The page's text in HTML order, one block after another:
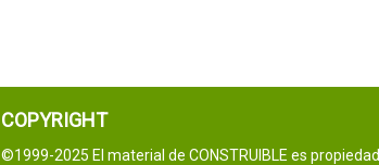
COPYRIGHT
©1999-2025 El material de CONSTRUIBLE es propiedad